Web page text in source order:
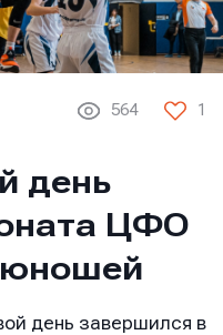
564 1
день
ЦФО
день завершился в